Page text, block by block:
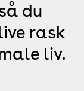
du
rask
liv.